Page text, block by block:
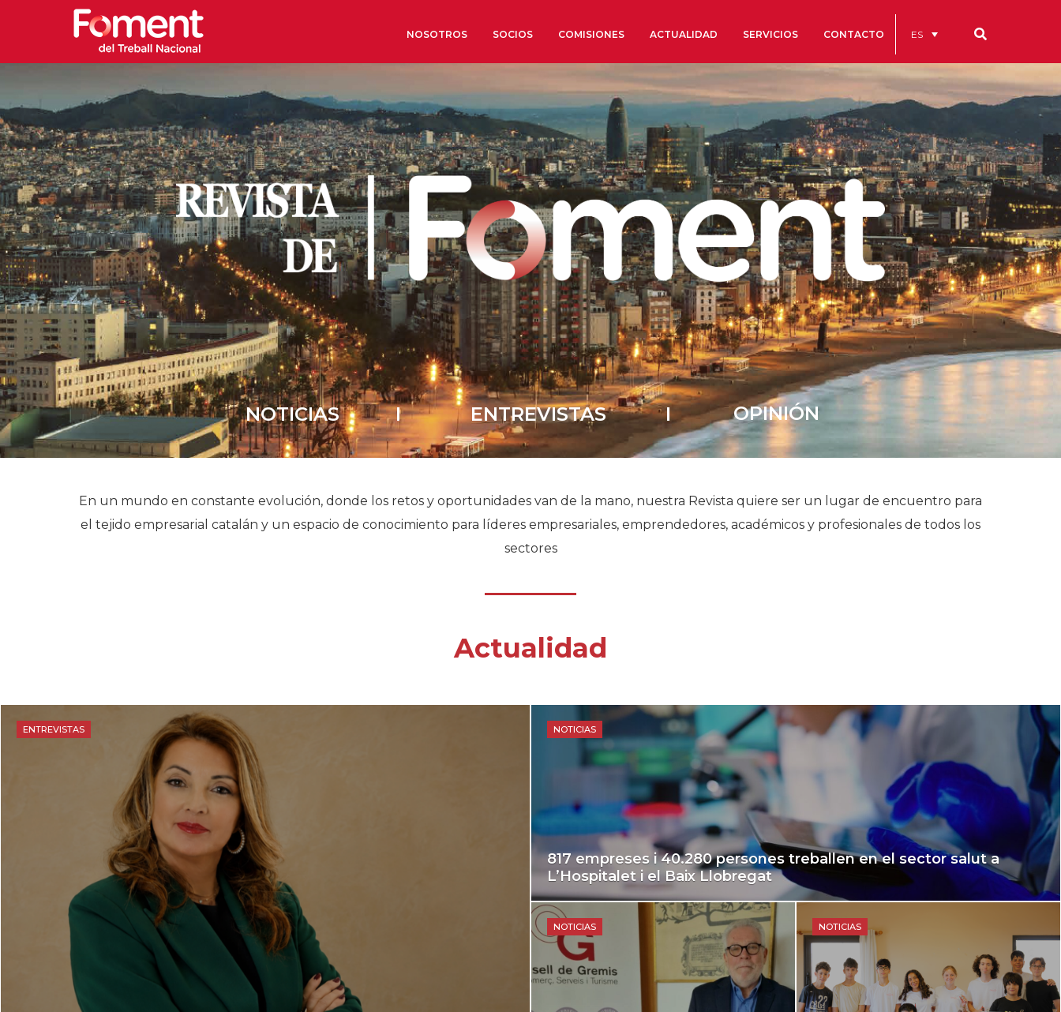
NOSOTROS
Sobre nosotros
Órganos de Gobierno
Órganos Consultivos
Estructura Ejecutiva
Institut d’Estudis Estratègics
Organizaciones sectoriales
Sociedad Barcelonesa de Estudios
Económicos y Sociales
Organizaciones territoriales
Conoce más
Historia
Galería de Presidentes
Biblioteca Archivo
Sede Social
Cuentas Anuales
Código Ético y de Buen Gobierno
Estatutos
Portal de la Transparencia
SOCIOS COMISIONES ACTUALIDAD SERVICIOS CONTACTO ES
NOTICIAS OPINIÓN
I
ENTREVISTAS
I
En un mundo en constante evolución, donde los retos y oportunidades van de la mano, nuestra Revista quiere ser un lugar de encuentro para
el tejido empresarial catalán y un espacio de conocimiento para líderes empresariales, emprendedores, académicos y profesionales de todos los
sectores
Actualidad
ENTREVISTAS NOTICIAS
817 empreses i 40.280 persones treballen en el sector salut a
L’Hospitalet i el Baix Llobregat
NOTICIAS NOTICIAS